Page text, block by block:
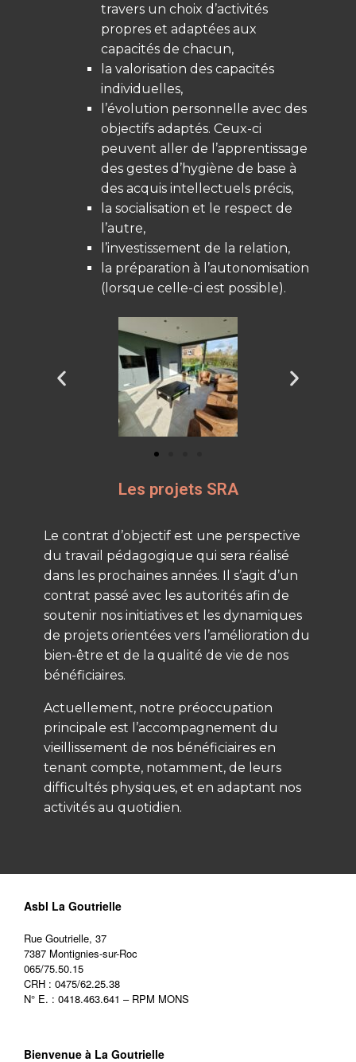
travers un choix d’activités
propres et adaptées aux
capacités de chacun,
la valorisation des capacités
individuelles,
l’évolution personnelle avec des
objectifs adaptés. Ceux-ci
peuvent aller de l’apprentissage
des gestes d’hygiène de base à
des acquis intellectuels précis,
la socialisation et le respect de
l’autre,
l’investissement de la relation,
la préparation à l’autonomisation
(lorsque celle-ci est possible).
Les projets SRA
Le contrat d’objectif est une perspective
du travail pédagogique qui sera réalisé
dans les prochaines années. Il s’agit d’un
contrat passé avec les autorités afin de
soutenir nos initiatives et les dynamiques
de projets orientées vers l’amélioration du
bien-être et de la qualité de vie de nos
bénéficiaires.
Actuellement, notre préoccupation
principale est l’accompagnement du
vieillissement de nos bénéficiaires en
tenant compte, notamment, de leurs
difficultés physiques, et en adaptant nos
activités au quotidien.
Asbl La Goutrielle
Rue Goutrielle, 37
7387 Montignies-sur-Roc
065/75.50.15
CRH : 0475/62.25.38
N° E. : 0418.463.641 – RPM MONS
Bienvenue à La Goutrielle